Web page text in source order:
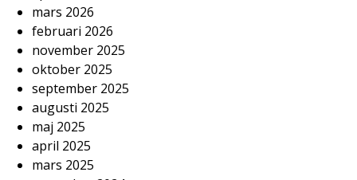
mars 2026
februari 2026
november 2025
oktober 2025
september 2025
augusti 2025
maj 2025
april 2025
mars 2025